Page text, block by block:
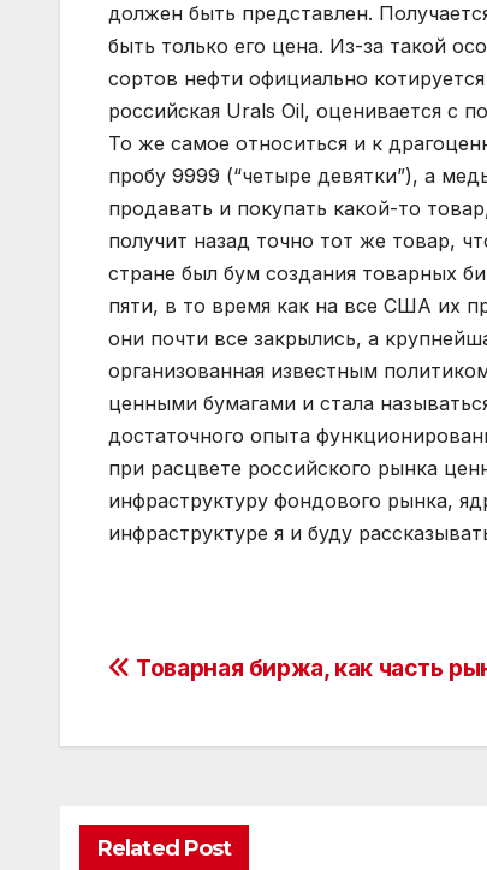
должен быть представлен.
быть только его цена. Из-за такой
сортов нефти официально
российская Urals Oil, оценивается с
То же самое относиться и к
пробу 9999 (“четыре девятки”), а
продавать и покупать какой-то
получит назад точно тот же товар,
стране был бум создания товарных
пяти, в то время как на все США их
они почти все закрылись, а
организованная известным
ценными бумагами и стала
достаточного опыта
при расцвете российского рынка
инфраструктуру фондового рынка,
инфраструктуре я и буду
Post
Товарная биржа, как часть
Related Post